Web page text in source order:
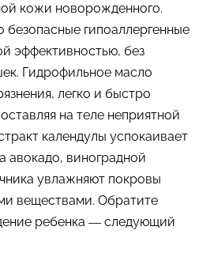
кожи новорожденного.
гипоаллергенные
эффективностью, без
Гидрофильное масло
легко и быстро
на теле неприятной
календулы успокаивает
авокадо, виноградной
увлажняют покровы
веществами. Обратите
ребенка — следующий